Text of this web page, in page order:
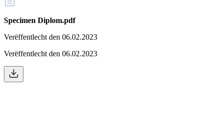
Specimen Diplom.pdf
Verëffentlecht den 06.02.2023
Verëffentlecht den 06.02.2023